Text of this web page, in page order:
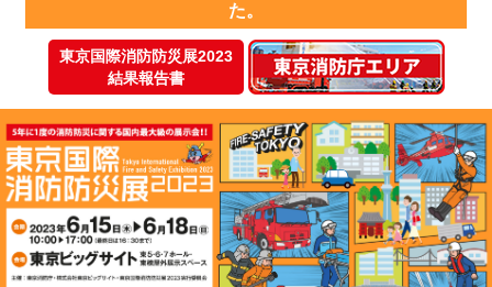
た。
東京国際消防防災展2023
結果報告書